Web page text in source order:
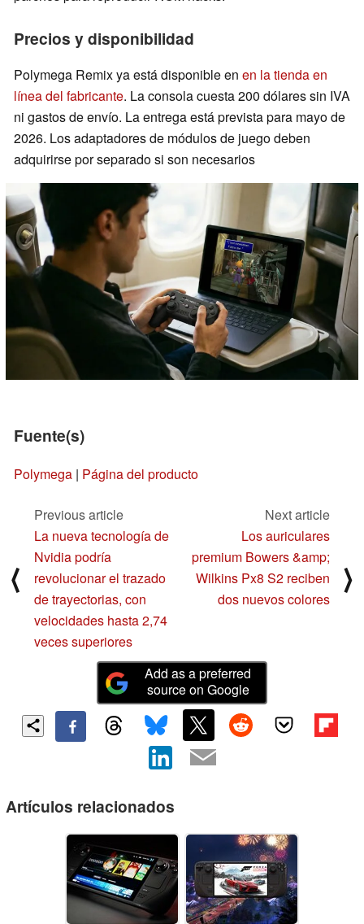
Precios y disponibilidad
Polymega Remix ya está disponible en en la tienda en
línea del fabricante. La consola cuesta 200 dólares sin IVA
ni gastos de envío. La entrega está prevista para mayo de
2026. Los adaptadores de módulos de juego deben
adquirirse por separado si son necesarios
Fuente(s)
Polymega | Página del producto
⟨
Previous article
La nueva tecnología de
Nvidia podría
revolucionar el trazado
de trayectorias, con
velocidades hasta 2,74
veces superiores
Next article
Los auriculares
premium Bowers &amp;
Wilkins Px8 S2 reciben
dos nuevos colores
⟩
Add as a preferred
source on Google
Artículos relacionados